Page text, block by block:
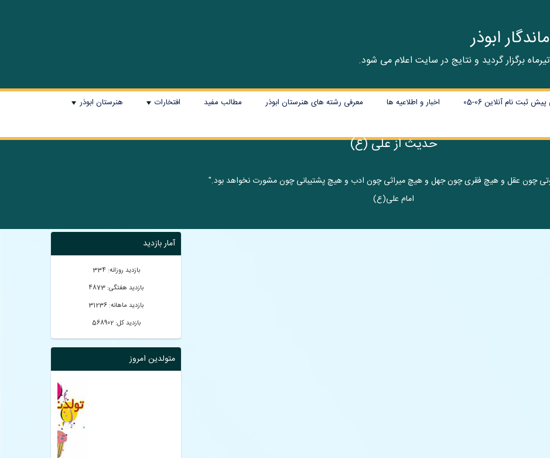
ابوذر
ثبت نام آنلاین 06-05 اخبار و اطلاعیه ها معرفی رشته های هنرستان ابوذر مطالب مفید افتخارات هنرستان ابوذر
حدیث از علی (ع)
چون عقل و هیچ فقری چون جهل و هیچ میراثی چون ادب و هیچ پشتیبانی چون مشورت نخواهد بود."
امام علی(ع)
آمار بازدید
بازدید روزانه: 334
بازدید هفتگی: 4873
بازدید ماهانه: 31236
بازدید کل: 568902
متولدین امروز